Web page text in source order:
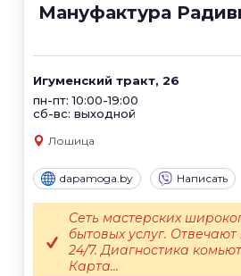
Мануфактура
Игуменский тракт, 26
пн-пт: 10:00-19:00
сб-вс: выходной
Лошица
dapamoga.by Написать
Сеть мастерских
бытовых услуг.
24/7. Диагностика
Карта...